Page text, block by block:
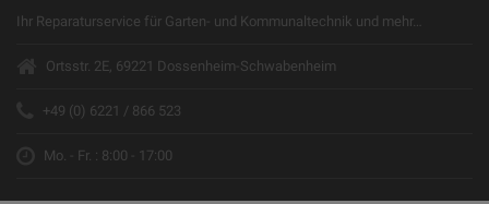
Ihr Reparaturservice für Garten- und Kommunaltechnik und mehr…
Ortsstr. 2E, 69221 Dossenheim-Schwabenheim
+49 (0) 6221 / 866 523
Mo. - Fr. : 8:00 - 17:00